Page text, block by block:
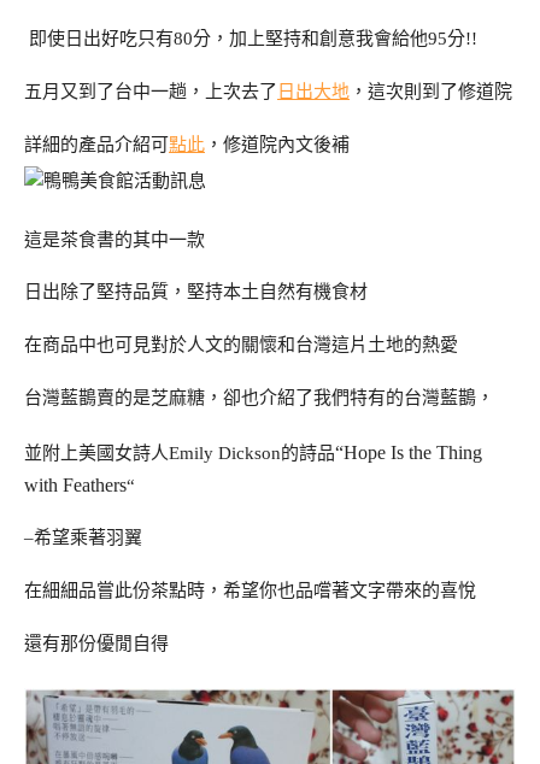
即使日出好吃只有80分，加上堅持和創意我會給他95分!!
五月又到了台中一趟，上次去了 日出大地 ，這次則到了修道院
詳細的產品介紹可點此 ，修道院內文後補
這是茶食書的其中一款
日出除了堅持品質，堅持本土自然有機食材
在商品中也可見對於人文的關懷和台灣這片土地的熱愛
台灣藍鵲賣的是芝麻糖，卻也介紹了我們特有的台灣藍鵲，
並附上美國女詩人Emily Dickson的詩品“Hope Is the Thing
with Feathers“
–希望乘著羽翼
在細細品嘗此份茶點時，希望你也品嚐著文字帶來的喜悅
還有那份優閒自得